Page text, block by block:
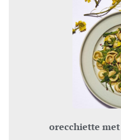
orecchiette